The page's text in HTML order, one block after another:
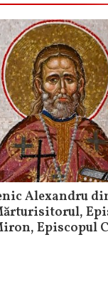
Alexandru
Episcopul